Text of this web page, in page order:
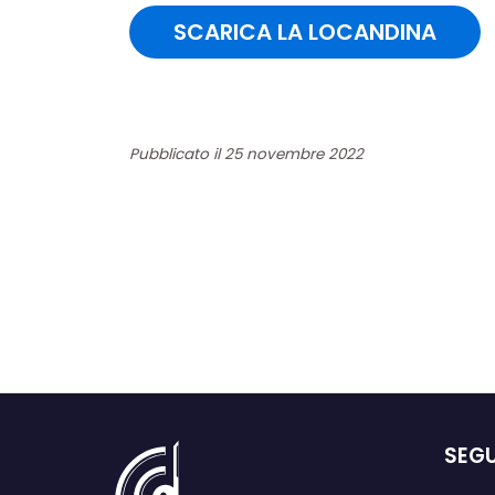
SCARICA LA LOCANDINA
Pubblicato il 25 novembre 2022